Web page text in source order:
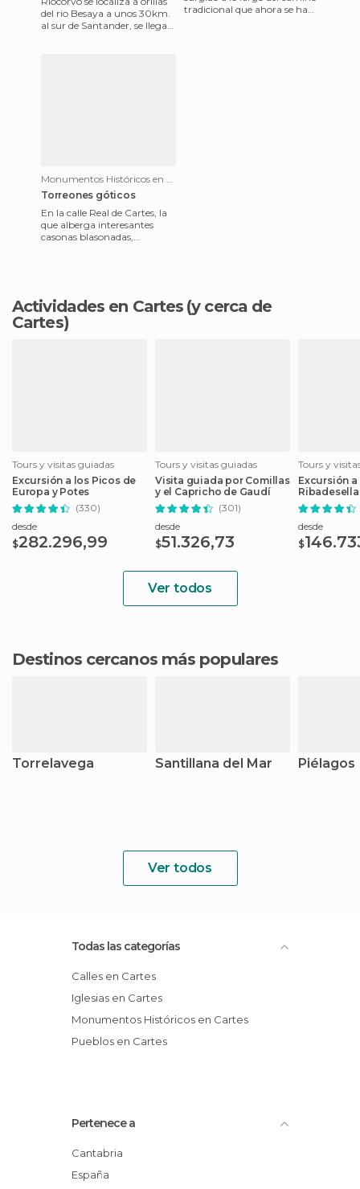
del rio Besaya a unos 30km.
al sur de Santander, se llega
tradicional que ahora se ha
Monumentos Históricos en Cartes
Torreones góticos
En la calle Real de Cartes, la
que alberga interesantes
casonas blasonadas,
Actividades en Cartes (y cerca de
Cartes)
Tours y visitas guiadas
Excursión a los Picos de
Europa y Potes
(330)
desde
$282.296,99
Tours y visitas guiadas
Visita guiada por Comillas
y el Capricho de Gaudí
(301)
desde
$51.326,73
Tours y
Excursión a
del Mar
desde
$
Ver todos
Destinos cercanos más populares
Torrelavega Santillana del Mar Piélagos
Ver todos
Todas las categorías
Calles en Cartes
Iglesias en Cartes
Monumentos Históricos en Cartes
Pueblos en Cartes
Pertenece a
Cantabria
España